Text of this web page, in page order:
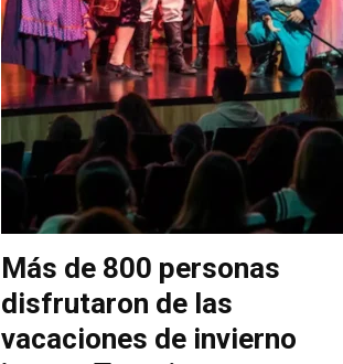
Más de 800 personas
disfrutaron de las
vacaciones de invierno